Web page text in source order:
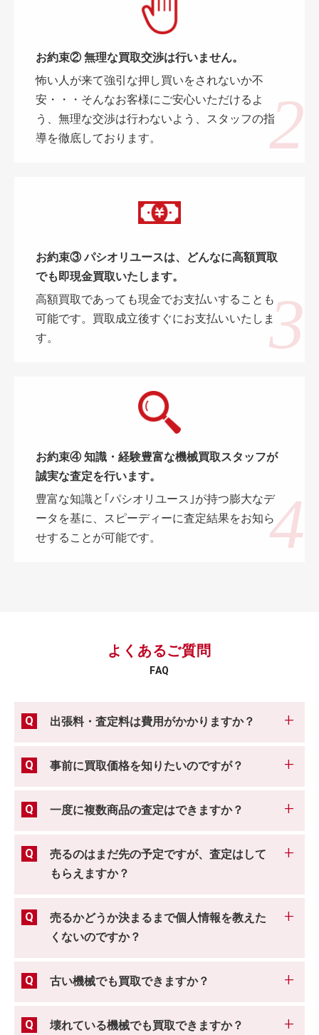
お約束② 無理な買取交渉は行いません。
怖い人が来て強引な押し買いをされないか不
安・・・そんなお客様にご安心いただけるよ
う、無理な交渉は行わないよう、スタッフの指
導を徹底しております。
お約束③ パシオリユースは、どんなに高額買取
でも即現金買取いたします。
高額買取であっても現金でお支払いすることも
可能です。買取成立後すぐにお支払いいたしま
す。
お約束④ 知識・経験豊富な機械買取スタッフが
誠実な査定を行います。
豊富な知識と｢パシオリユース｣が持つ膨大なデ
ータを基に、スピーディーに査定結果をお知ら
せすることが可能です。
よくあるご質問
FAQ
出張料・査定料は費用がかかりますか？
事前に買取価格を知りたいのですが？
一度に複数商品の査定はできますか？
売るのはまだ先の予定ですが、査定はして
もらえますか？
売るかどうか決まるまで個人情報を教えた
くないのですか？
古い機械でも買取できますか？
壊れている機械でも買取できますか？